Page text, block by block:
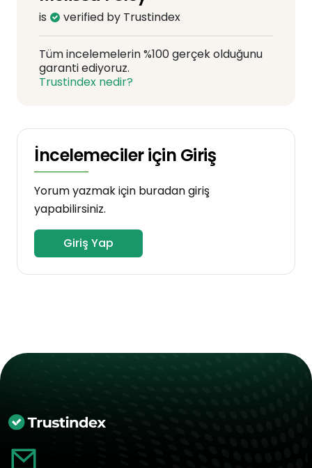
is verified by Trustindex
Tüm incelemelerin %100 gerçek olduğunu
garanti ediyoruz.
Trustindex nedir?
İncelemeciler için Giriş
Yorum yazmak için buradan giriş
yapabilirsiniz.
Giriş Yap